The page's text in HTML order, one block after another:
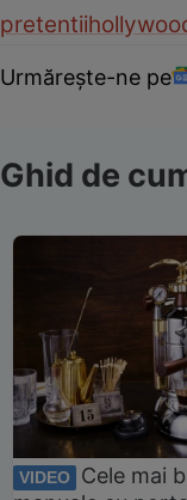
pretentii
Urmărește-ne pe
Ghid de
VIDEO
Cele mai